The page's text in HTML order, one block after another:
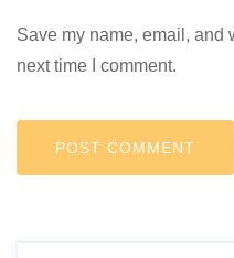
Save my name, email, and
next time I comment.